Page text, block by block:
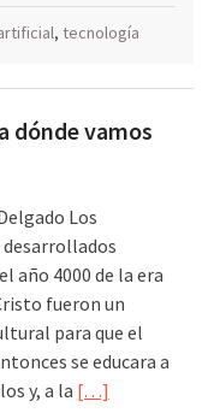
, tecnología
dónde vamos
Los
año 4000 de la era
fueron un
para que el
se educara a
y, a la […]